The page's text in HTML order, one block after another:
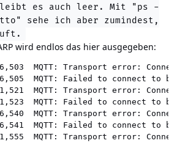
es auch leer. Mit "ps -
sehe ich aber zumindest,
wird endlos das hier ausgegeben:
MQTT: Transport error:
MQTT: Failed to connect to
MQTT: Transport error:
MQTT: Failed to connect to
MQTT: Transport error:
MQTT: Failed to connect to
MQTT: Transport error: